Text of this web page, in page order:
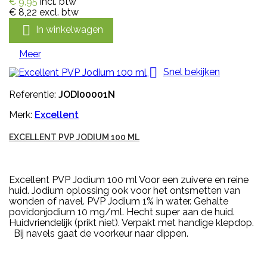
€ 8,22 excl. btw
 In winkelwagen
Meer
 Snel bekijken
Referentie: JODI00001N
Merk: Excellent
EXCELLENT PVP JODIUM 100 ML
Excellent PVP Jodium 100 ml Voor een zuivere en reine
huid. Jodium oplossing ook voor het ontsmetten van
wonden of navel. PVP Jodium 1% in water. Gehalte
povidonjodium 10 mg/ml. Hecht super aan de huid.
Huidvriendelijk (prikt niet). Verpakt met handige klepdop.
Bij navels gaat de voorkeur naar dippen.